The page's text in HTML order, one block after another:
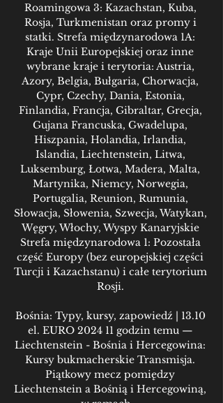
Roamingowa 3: Kazachstan, Kuba,
Rosja, Turkmenistan oraz promy i
statki. Strefa międzynarodowa 1A:
Kraje Unii Europejskiej oraz inne
wybrane kraje i terytoria: Austria,
Azory, Belgia, Bułgaria, Chorwacja,
Cypr, Czechy, Dania, Estonia,
Finlandia, Francja, Gibraltar, Grecja,
Gujana Francuska, Gwadelupa,
Hiszpania, Holandia, Irlandia,
Islandia, Liechtenstein, Litwa,
Luksemburg, Łotwa, Madera, Malta,
Martynika, Niemcy, Norwegia,
Portugalia, Reunion, Rumunia,
Słowacja, Słowenia, Szwecja, Watykan,
Węgry, Włochy, Wyspy Kanaryjskie
Strefa międzynarodowa 1: Pozostała
część Europy (bez europejskiej części
Turcji i Kazachstanu) i całe terytorium
Rosji.
Bośnia: Typy, kursy, zapowiedź | 13.10
el. EURO 2024 11 godzin temu —
Liechtenstein - Bośnia i Hercegowina:
Kursy bukmacherskie Transmisja.
Piątkowy mecz pomiędzy
Liechtenstein a Bośnią i Hercegowiną,